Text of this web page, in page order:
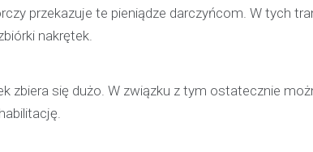
przekazuje te pieniądze darczyńcom. W tych
nakrętek.
zbiera się dużo. W związku z tym ostatecznie